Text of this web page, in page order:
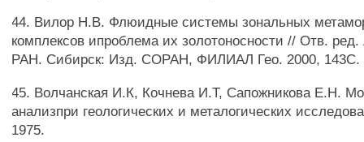
44. Вилор Н.В. Флюидные системы зональных
комплексов ипроблема их золотоносности // Отв.
РАН. Сибирск: Изд. СОРАН, ФИЛИАЛ Гео. 2000, 143С.
45. Волчанская И.К, Кочнева И.Т, Сапожникова Е.Н.
анализпри геологических и металогических
1975.